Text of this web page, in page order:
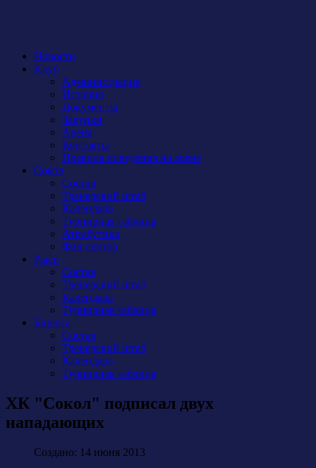
Новости
Клуб
Администрация
История
Документы
Закупки
Арена
Контакты
Правила поведения на арене
Сокол
Состав
Тренерский штаб
Календарь
Турнирная таблица
Атрибутика
Фан-сектор
Рыси
Состав
Тренерский штаб
Календарь
Турнирная таблица
Бирюса
Состав
Тренерский штаб
Календарь
Турнирная таблица
ХК "Сокол" подписал двух
нападающих
Создано: 14 июня 2013